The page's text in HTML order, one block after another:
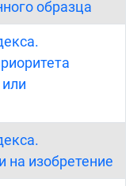
образца
на изобретение